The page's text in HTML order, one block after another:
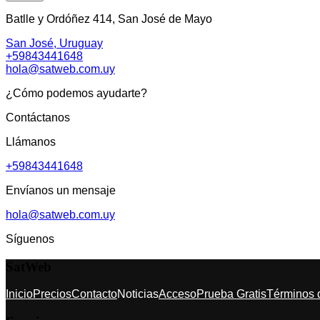
Batlle y Ordóñez 414, San José de Mayo
San José, Uruguay
+59843441648
hola@satweb.com.uy
¿Cómo podemos ayudarte?
Contáctanos
Llámanos
+59843441648
Envíanos un mensaje
hola@satweb.com.uy
Síguenos
InicioPreciosContactoNoticiasAccesoPrueba GratisTérminos